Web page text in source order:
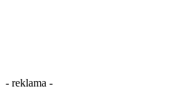
- reklama -